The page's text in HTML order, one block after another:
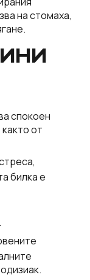
на стомаха,
спокоен
от
билка е